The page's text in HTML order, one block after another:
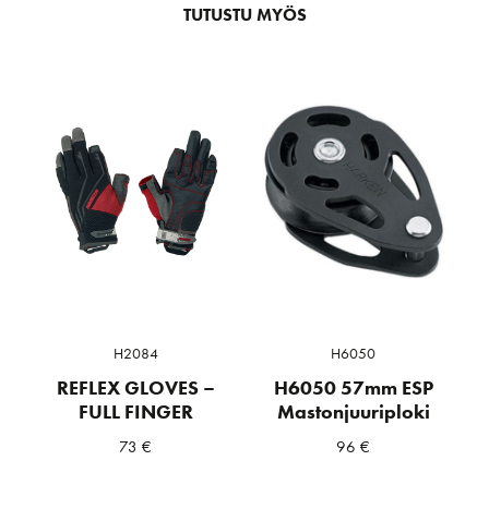
TUTUSTU MYÖS
H2084
REFLEX GLOVES –
FULL FINGER
73€
H6050
H6050 57mm ESP
Mastonjuuriploki
96€